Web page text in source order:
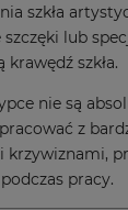
szkła
szczęki lub
krawędź szkła.
nie są
z
pracy.